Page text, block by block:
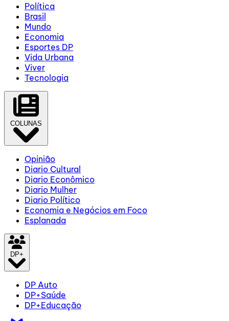
Política
Brasil
Mundo
Economia
Esportes DP
Vida Urbana
Viver
Tecnologia
COLUNAS
Opinião
Diario Cultural
Diario Econômico
Diario Mulher
Diario Político
Economia e Negócios em Foco
Esplanada
DP+
DP Auto
DP+Saúde
DP+Educação